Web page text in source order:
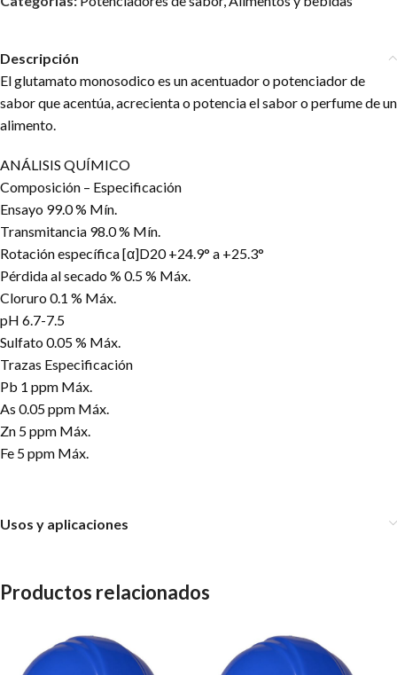
Descripción
El glutamato monosodico es un acentuador o potenciador de
sabor que acentúa, acrecienta o potencia el sabor o perfume de un
alimento.
ANÁLISIS QUÍMICO
Composición – Especificación
Ensayo 99.0 % Mín.
Transmitancia 98.0 % Mín.
Rotación específica [α]D20 +24.9° a +25.3°
Pérdida al secado % 0.5 % Máx.
Cloruro 0.1 % Máx.
pH 6.7-7.5
Sulfato 0.05 % Máx.
Trazas Especificación
Pb 1 ppm Máx.
As 0.05 ppm Máx.
Zn 5 ppm Máx.
Fe 5 ppm Máx.
Usos y aplicaciones
Productos relacionados